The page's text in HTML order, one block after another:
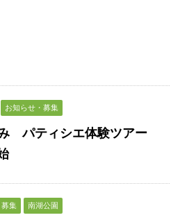
お知らせ・募集
パティシエ体験ツアー
集 南湖公園